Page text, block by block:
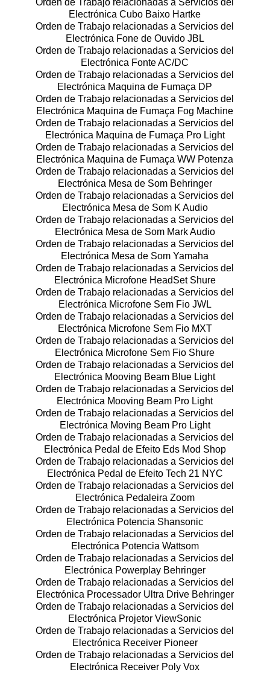
Orden de Trabajo relacionadas a Servicios del
Electrónica Cubo Baixo Hartke
Orden de Trabajo relacionadas a Servicios del
Electrónica Fone de Ouvido JBL
Orden de Trabajo relacionadas a Servicios del
Electrónica Fonte AC/DC
Orden de Trabajo relacionadas a Servicios del
Electrónica Maquina de Fumaça DP
Orden de Trabajo relacionadas a Servicios del
Electrónica Maquina de Fumaça Fog Machine
Orden de Trabajo relacionadas a Servicios del
Electrónica Maquina de Fumaça Pro Light
Orden de Trabajo relacionadas a Servicios del
Electrónica Maquina de Fumaça WW Potenza
Orden de Trabajo relacionadas a Servicios del
Electrónica Mesa de Som Behringer
Orden de Trabajo relacionadas a Servicios del
Electrónica Mesa de Som K Audio
Orden de Trabajo relacionadas a Servicios del
Electrónica Mesa de Som Mark Audio
Orden de Trabajo relacionadas a Servicios del
Electrónica Mesa de Som Yamaha
Orden de Trabajo relacionadas a Servicios del
Electrónica Microfone HeadSet Shure
Orden de Trabajo relacionadas a Servicios del
Electrónica Microfone Sem Fio JWL
Orden de Trabajo relacionadas a Servicios del
Electrónica Microfone Sem Fio MXT
Orden de Trabajo relacionadas a Servicios del
Electrónica Microfone Sem Fio Shure
Orden de Trabajo relacionadas a Servicios del
Electrónica Mooving Beam Blue Light
Orden de Trabajo relacionadas a Servicios del
Electrónica Mooving Beam Pro Light
Orden de Trabajo relacionadas a Servicios del
Electrónica Moving Beam Pro Light
Orden de Trabajo relacionadas a Servicios del
Electrónica Pedal de Efeito Eds Mod Shop
Orden de Trabajo relacionadas a Servicios del
Electrónica Pedal de Efeito Tech 21 NYC
Orden de Trabajo relacionadas a Servicios del
Electrónica Pedaleira Zoom
Orden de Trabajo relacionadas a Servicios del
Electrónica Potencia Shansonic
Orden de Trabajo relacionadas a Servicios del
Electrónica Potencia Wattsom
Orden de Trabajo relacionadas a Servicios del
Electrónica Powerplay Behringer
Orden de Trabajo relacionadas a Servicios del
Electrónica Processador Ultra Drive Behringer
Orden de Trabajo relacionadas a Servicios del
Electrónica Projetor ViewSonic
Orden de Trabajo relacionadas a Servicios del
Electrónica Receiver Pioneer
Orden de Trabajo relacionadas a Servicios del
Electrónica Receiver Poly Vox